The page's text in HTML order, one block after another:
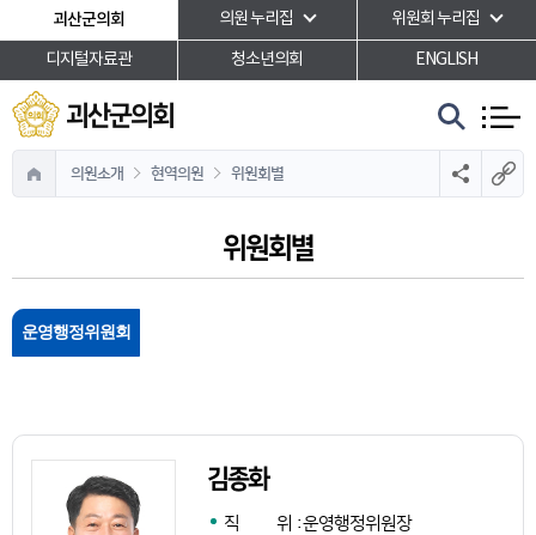
본문바로가기
괴산군의회 의원 누리집 위원회 누리집
디지털자료관 청소년의회 ENGLISH
괴산군의회
의원소개 현역의원 위원회별
위원회별
운영행정위원회
김종화
직 위
:운영행정위원장